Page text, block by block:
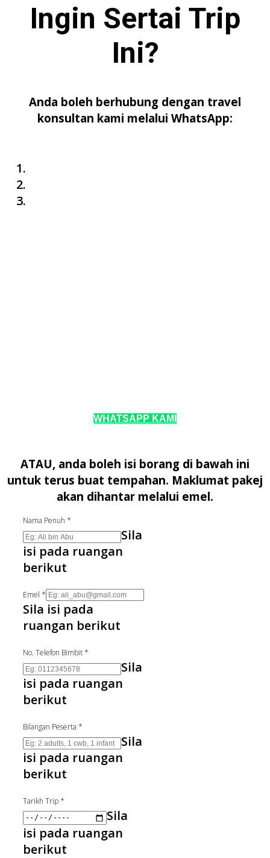
Ingin Sertai Trip
Ini?
Anda boleh berhubung dengan travel
konsultan kami melalui WhatsApp:
WHATSAPP KAMI
ATAU, anda boleh isi borang di bawah ini
untuk terus buat tempahan. Maklumat pakej
akan dihantar melalui emel.
Nama Penuh *
Sila
isi pada ruangan
berikut
Emel *
Sila isi pada
ruangan berikut
No. Telefon Bimbit *
Sila
isi pada ruangan
berikut
Bilangan Peserta *
Sila
isi pada ruangan
berikut
Tarikh Trip *
Sila
isi pada ruangan
berikut